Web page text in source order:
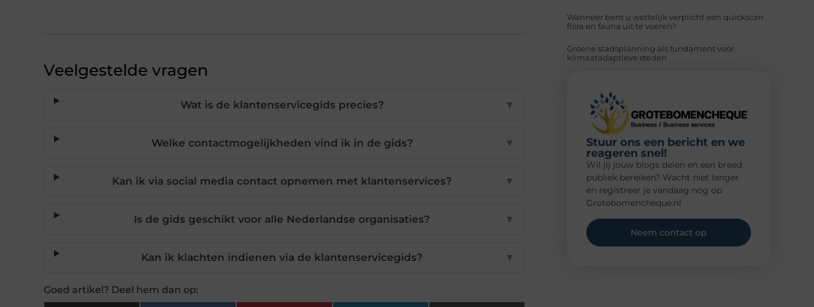
Veelgestelde vragen
Wat is de klantenservicegids precies? ▼
Welke contactmogelijkheden vind ik in de gids? ▼
Kan ik via social media contact opnemen met klantenservices? ▼
Is de gids geschikt voor alle Nederlandse organisaties? ▼
Kan ik klachten indienen via de klantenservicegids? ▼
Goed artikel? Deel hem dan op:
Wanneer bent u wettelijk verplicht een quickscan
flora en fauna uit te voeren?
Groene stadsplanning als fundament voor
klimaatadaptieve steden
Stuur ons een bericht en we
reageren snel!
Wil jij jouw blogs delen en een breed
publiek bereiken? Wacht niet langer
en registreer je vandaag nog op
Grotebomencheque.nl
Neem contact op